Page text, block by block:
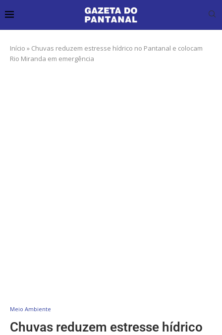
Início » Chuvas reduzem estresse hídrico no Pantanal e colocam
Rio Miranda em emergência
Meio Ambiente
Chuvas reduzem estresse hídrico